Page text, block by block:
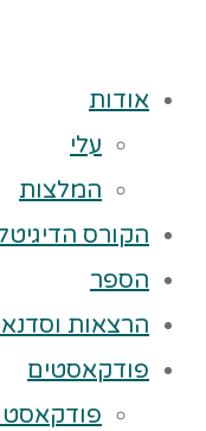
אודות
עלי
המלצות
הקורס
הספר
הרצאות
פודקאסטים